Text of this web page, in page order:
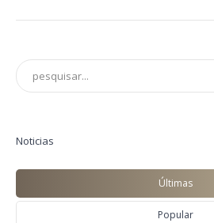
Noticias
Últimas
Popular